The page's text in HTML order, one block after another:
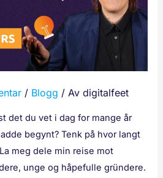
/ Blogg / Av digitalfeet
det du vet i dag for mange år
begynt? Tenk på hvor langt
meg dele min reise mot
unge og håpefulle gründere.